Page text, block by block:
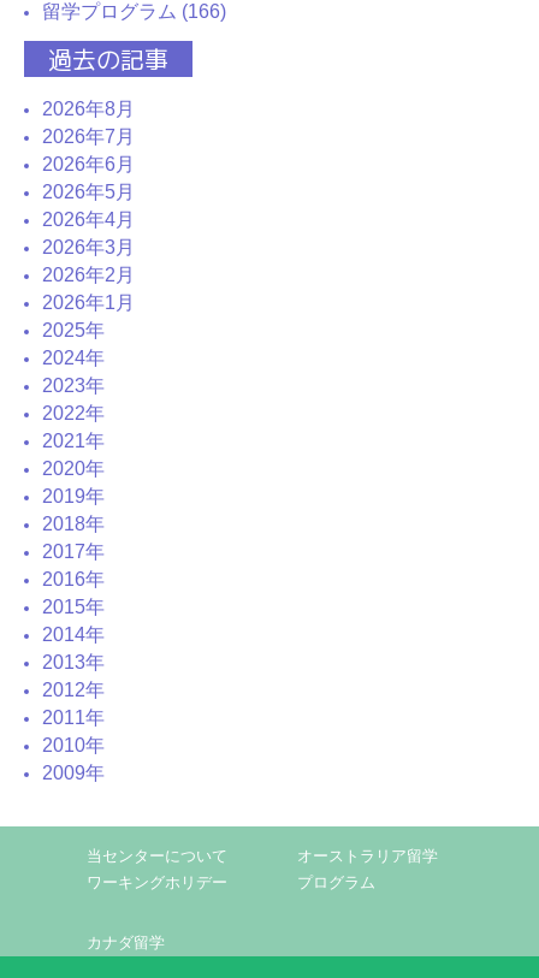
留学プログラム (166)
過去の記事
2026年8月
2026年7月
2026年6月
2026年5月
2026年4月
2026年3月
2026年2月
2026年1月
2025年
2024年
2023年
2022年
2021年
2020年
2019年
2018年
2017年
2016年
2015年
2014年
2013年
2012年
2011年
2010年
2009年
当センターについて
ワーキングホリデー
カナダ留学
オーストラリア留学
プログラム